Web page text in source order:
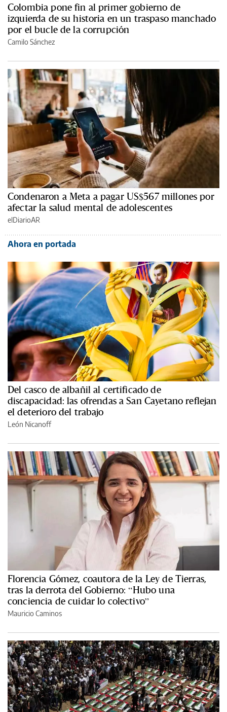
Colombia pone fin al primer gobierno de
izquierda de su historia en un traspaso manchado
por el bucle de la corrupción
Camilo Sánchez
Condenaron a Meta a pagar US$567 millones por
afectar la salud mental de adolescentes
elDiarioAR
Ahora en portada
Del casco de albañil al certificado de
discapacidad: las ofrendas a San Cayetano reflejan
el deterioro del trabajo
León Nicanoff
Florencia Gómez, coautora de la Ley de Tierras,
tras la derrota del Gobierno: “Hubo una
conciencia de cuidar lo colectivo”
Mauricio Caminos